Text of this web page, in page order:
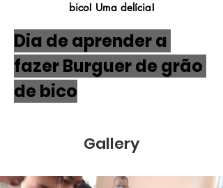
bico! Uma delícia!
Dia de aprender a
fazer Burguer de grão
de bico
Gallery